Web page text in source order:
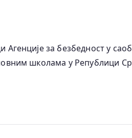
за безбедност у
школама у Републици